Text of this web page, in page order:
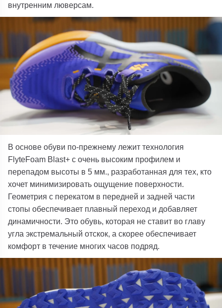
внутренним люверсам.
В основе обуви по-прежнему лежит технология
FlyteFoam Blast+ с очень высоким профилем и
перепадом высоты в 5 мм., разработанная для тех, кто
хочет минимизировать ощущение поверхности.
Геометрия с перекатом в передней и задней части
стопы обеспечивает плавный переход и добавляет
динамичности. Это обувь, которая не ставит во главу
угла экстремальный отскок, а скорее обеспечивает
комфорт в течение многих часов подряд.